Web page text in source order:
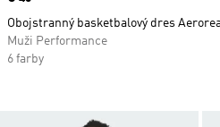
Obojstranný basketbalový dres
Muži Performance
6 farby